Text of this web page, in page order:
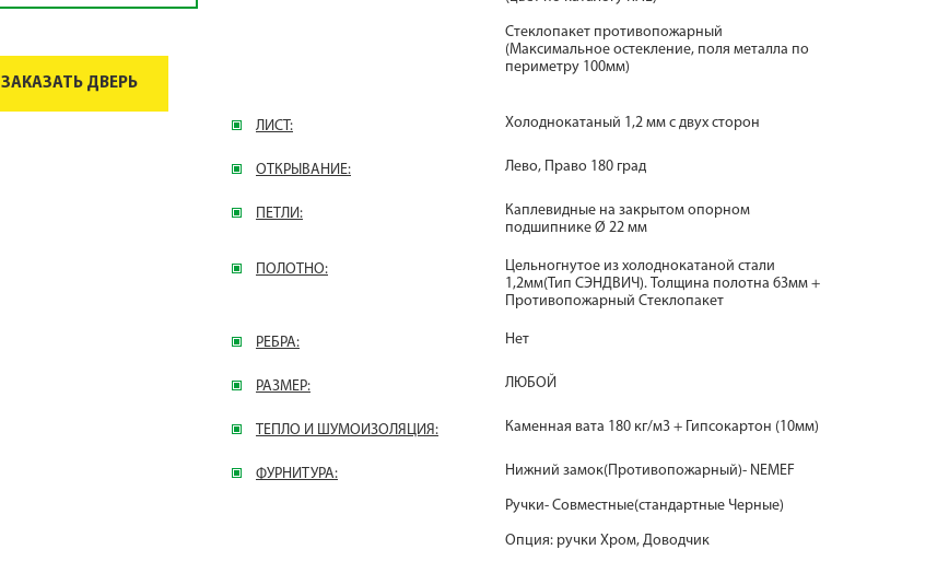
ЗАКАЗАТЬ ДВЕРЬ
Стеклопакет противопожарный
(Максимальное остекление, поля металла по
периметру 100мм)
ЛИСТ: Холоднокатаный 1,2 мм с двух сторон
ОТКРЫВАНИЕ: Лево, Право 180 град
ПЕТЛИ:
Каплевидные на закрытом опорном
подшипнике Ø 22 мм
ПОЛОТНО:
Цельногнутое из холоднокатаной стали
1,2мм(Тип СЭНДВИЧ). Толщина полотна 63мм +
Противопожарный Стеклопакет
РЕБРА: Нет
РАЗМЕР: ЛЮБОЙ
ТЕПЛО И ШУМОИЗОЛЯЦИЯ: Каменная вата 180 кг/м3 + Гипсокартон (10мм)
ФУРНИТУРА: Нижний замок(Противопожарный)- NEMEF
Ручки- Совместные(стандартные Черные)
Опция: ручки Хром, Доводчик